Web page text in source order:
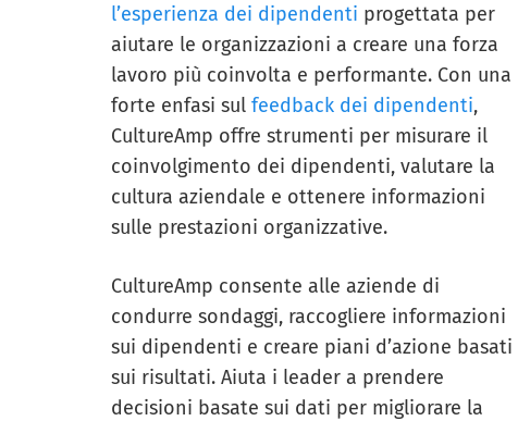
l’esperienza dei dipendenti progettata per
aiutare le organizzazioni a creare una forza
lavoro più coinvolta e performante. Con una
forte enfasi sul feedback dei dipendenti,
CultureAmp offre strumenti per misurare il
coinvolgimento dei dipendenti, valutare la
cultura aziendale e ottenere informazioni
sulle prestazioni organizzative.
CultureAmp consente alle aziende di
condurre sondaggi, raccogliere informazioni
sui dipendenti e creare piani d’azione basati
sui risultati. Aiuta i leader a prendere
decisioni basate sui dati per migliorare la